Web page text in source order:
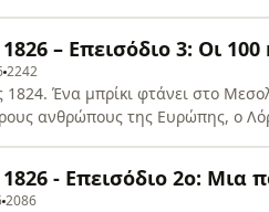
στρατεύματα και ξεκινούν τον ε
– Επεισόδιο 3: Οι
2242
1824. Ένα μπρίκι φτάνει στο
ανθρώπους της Ευρώπης, ο
στο επίκεντρο πολιτικών και
- Επεισόδιο 2ο: Μια
2086